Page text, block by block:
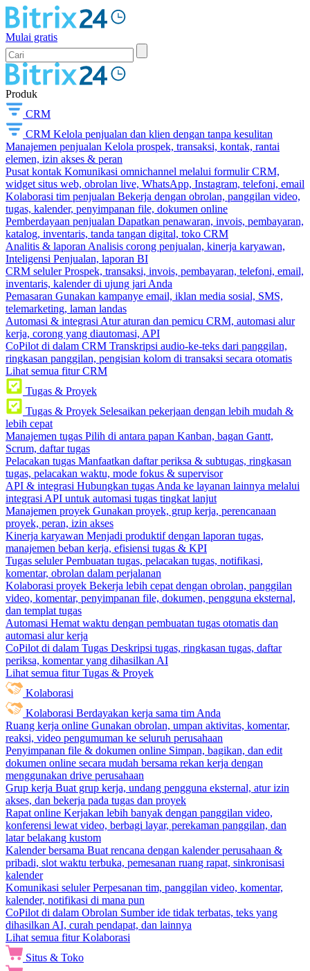
Mulai gratis
Produk
CRM
CRM Kelola penjualan dan klien dengan tanpa kesulitan
Manajemen penjualan Kelola prospek, transaksi, kontak, rantai
elemen, izin akses & peran
Pusat kontak Komunikasi omnichannel melalui formulir CRM,
widget situs web, obrolan live, WhatsApp, Instagram, telefoni, email
Kolaborasi tim penjualan Bekerja dengan obrolan, panggilan video,
tugas, kalender, penyimpanan file, dokumen online
Pemberdayaan penjualan Dapatkan penawaran, invois, pembayaran,
katalog, inventaris, tanda tangan digital, toko CRM
Analitis & laporan Analisis corong penjualan, kinerja karyawan,
Inteligensi Penjualan, laporan BI
CRM seluler Prospek, transaksi, invois, pembayaran, telefoni, email,
inventaris, kalender di ujung jari Anda
Pemasaran Gunakan kampanye email, iklan media sosial, SMS,
telemarketing, laman landas
Automasi & integrasi Atur aturan dan pemicu CRM, automasi alur
kerja, corong yang diautomasi, API
CoPilot di dalam CRM Transkripsi audio-ke-teks dari panggilan,
ringkasan panggilan, pengisian kolom di transaksi secara otomatis
Lihat semua fitur CRM
Tugas & Proyek
Tugas & Proyek Selesaikan pekerjaan dengan lebih mudah &
lebih cepat
Manajemen tugas Pilih di antara papan Kanban, bagan Gantt,
Scrum, daftar tugas
Pelacakan tugas Manfaatkan daftar periksa & subtugas, ringkasan
tugas, pelacakan waktu, mode fokus & supervisor
API & integrasi Hubungkan tugas Anda ke layanan lainnya melalui
integrasi API untuk automasi tugas tingkat lanjut
Manajemen proyek Gunakan proyek, grup kerja, perencanaan
proyek, peran, izin akses
Kinerja karyawan Menjadi produktif dengan laporan tugas,
manajemen beban kerja, efisiensi tugas & KPI
Tugas seluler Pembuatan tugas, pelacakan tugas, notifikasi,
komentar, obrolan dalam perjalanan
Kolaborasi proyek Bekerja lebih cepat dengan obrolan, panggilan
video, komentar, penyimpanan file, dokumen, pengguna eksternal,
dan templat tugas
Automasi Hemat waktu dengan pembuatan tugas otomatis dan
automasi alur kerja
CoPilot di dalam Tugas Deskripsi tugas, ringkasan tugas, daftar
periksa, komentar yang dihasilkan AI
Lihat semua fitur Tugas & Proyek
Kolaborasi
Kolaborasi Berdayakan kerja sama tim Anda
Ruang kerja online Gunakan obrolan, umpan aktivitas, komentar,
reaksi, video pengumuman ke seluruh perusahaan
Penyimpanan file & dokumen online Simpan, bagikan, dan edit
dokumen online secara mudah bersama rekan kerja dengan
menggunakan drive perusahaan
Grup kerja Buat grup kerja, undang pengguna eksternal, atur izin
akses, dan bekerja pada tugas dan proyek
Rapat online Kerjakan lebih banyak dengan panggilan video,
konferensi lewat video, berbagi layar, perekaman panggilan, dan
latar belakang kustom
Kalender bersama Buat rencana dengan kalender perusahaan &
pribadi, slot waktu terbuka, pemesanan ruang rapat, sinkronisasi
kalender
Komunikasi seluler Perpesanan tim, panggilan video, komentar,
kalender, notifikasi di mana pun
CoPilot di dalam Obrolan Sumber ide tidak terbatas, teks yang
dihasilkan AI, curah pendapat, dan lainnya
Lihat semua fitur Kolaborasi
Situs & Toko